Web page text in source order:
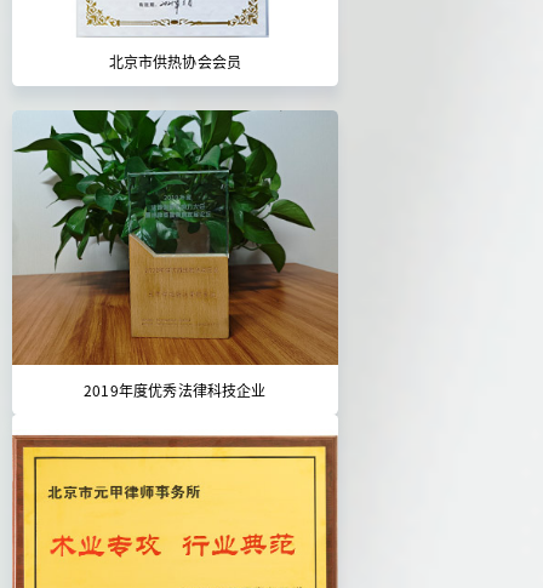
北京市供热协会会员
2019年度优秀法律科技企业